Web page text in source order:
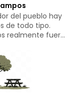
del pueblo hay
de todo tipo.
realmente fuera